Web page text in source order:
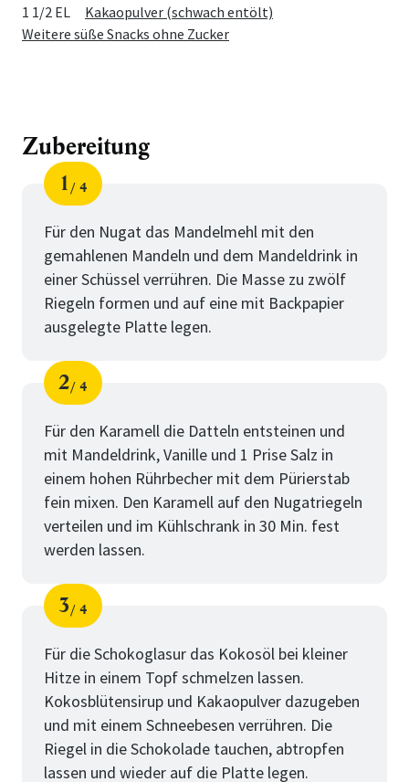
1 1/2 EL
Kakaopulver (schwach entölt)
Weitere süße Snacks ohne Zucker
Zubereitung
Schritt
1
von
4
Für den Nugat das Mandelmehl mit den
gemahlenen Mandeln und dem Mandeldrink in
einer Schüssel verrühren. Die Masse zu zwölf
Riegeln formen und auf eine mit Backpapier
ausgelegte Platte legen.
Schritt
2
von
4
Für den Karamell die Datteln entsteinen und
mit Mandeldrink, Vanille und 1 Prise Salz in
einem hohen Rührbecher mit dem Pürierstab
fein mixen. Den Karamell auf den Nugatriegeln
verteilen und im Kühlschrank in 30 Min. fest
werden lassen.
Schritt
3
von
4
Für die Schokoglasur das Kokosöl bei kleiner
Hitze in einem Topf schmelzen lassen.
Kokosblütensirup und Kakaopulver dazugeben
und mit einem Schneebesen verrühren. Die
Riegel in die Schokolade tauchen, abtropfen
lassen und wieder auf die Platte legen.